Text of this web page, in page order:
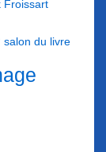
Froissart
salon du livre